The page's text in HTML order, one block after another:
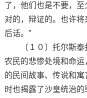
了，他们也是不要，至
对的，辩证的。也许
后话。”
〔１０〕托尔斯泰指
农民的悲惨处境和命
的民间故事、传说和
时也揭露了沙皇统治